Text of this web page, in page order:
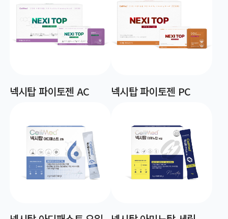
넥시탑 파이토젠 AC 넥시탑 파이토젠 PC